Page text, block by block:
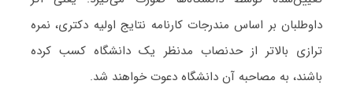
داوطلبان بر اساس مندرجات کارنامه نتایج اولیه دکتری، نمره
ترازی بالاتر از حدنصاب مدنظر یک دانشگاه کسب کرده
باشند، به مصاحبه آن دانشگاه دعوت خواهند شد.